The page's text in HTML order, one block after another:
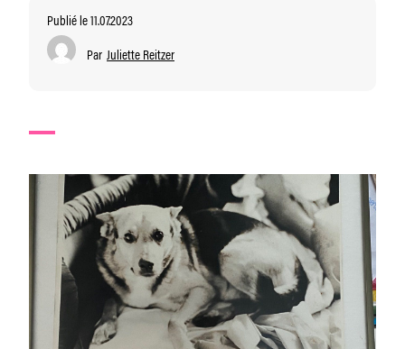
Publié le 11.07.2023
Par Juliette Reitzer